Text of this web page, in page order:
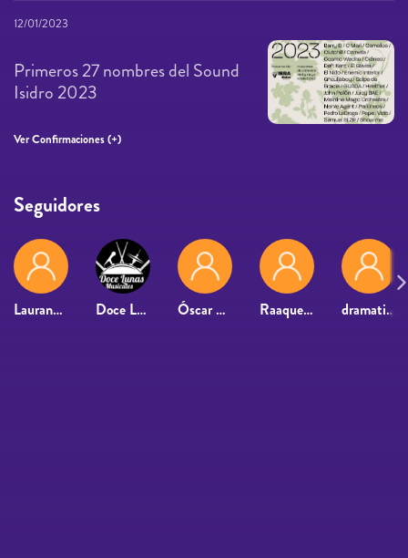
12/01/2023
Primeros 27 nombres del Sound
Isidro 2023
Ver Confirmaciones (+)
Seguidores
Lauranataly Doce Lunas Musicales Óscar Arnedo Raaqueel1579 dramaticpacho